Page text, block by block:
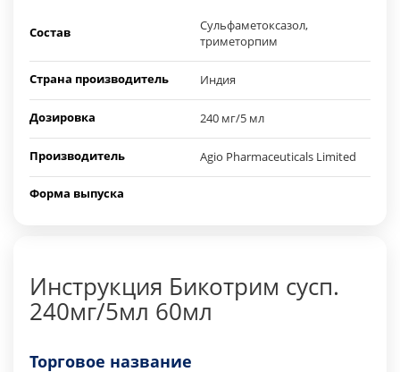
Состав
Сульфаметоксазол,
триметорпим
Страна производитель Индия
Дозировка 240 мг/5 мл
Производитель Agio Pharmaceuticals Limited
Форма выпуска
Инструкция Бикотрим сусп.
240мг/5мл 60мл
Торговое название